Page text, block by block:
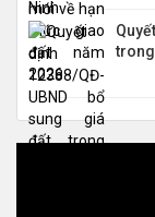
trong